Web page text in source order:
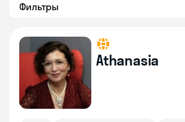
Фильтры
Athanasia